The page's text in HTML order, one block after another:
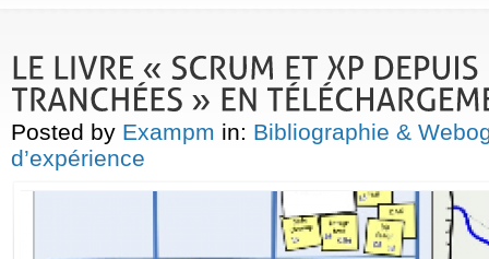
Posted by Exampm in: Bibliographie &
d’expérience